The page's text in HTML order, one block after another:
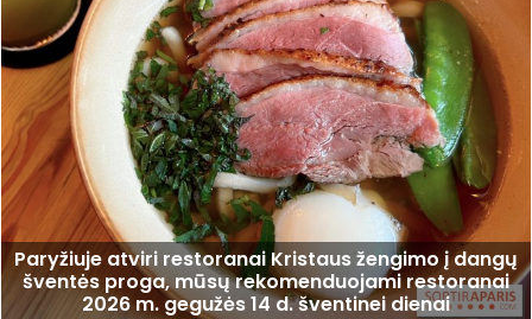
Paryžiuje atviri restoranai Kristaus žengimo į dangų
šventės proga, mūsų rekomenduojami restoranai
2026 m. gegužės 14 d. šventinei dienai